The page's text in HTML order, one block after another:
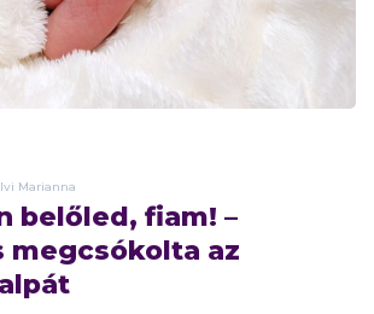
Marianna
belőled, fiam! –
megcsókolta az